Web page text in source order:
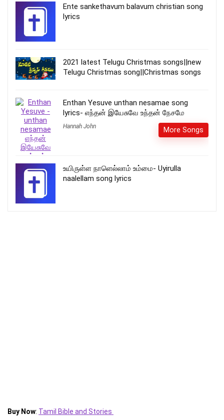
Ente sankethavum balavum christian song
lyrics
2021 latest Telugu Christmas songs||new
Telugu Christmas song||Christmas songs
Enthan Yesuve unthan nesamae song
lyrics- எந்தன் இயேசுவே உந்தன் நேசமே
Hannah John More Songs
உயிருள்ள நாளெல்லாம் உம்மை- Uyirulla
naalellam song lyrics
Buy Now: Tamil Bible and Stories